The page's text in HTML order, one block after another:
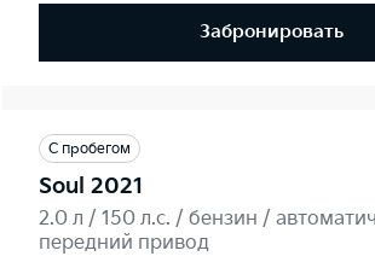
Забронировать
С пробегом
Soul 2021
2.0 л / 150 л.c. / бензин /
передний привод